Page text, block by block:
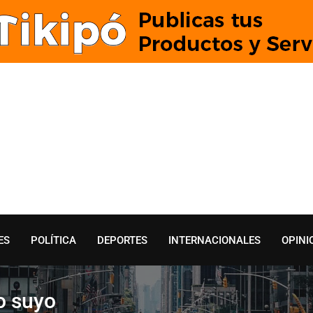
POLÍTICA DEPORTES INTERNACIONALES
suyo